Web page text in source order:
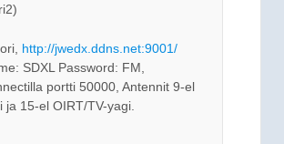
http://jwedx.ddns.net:9001/
SDXL Password: FM,
portti 50000, Antennit 9-el
ja 15-el OIRT/TV-yagi.